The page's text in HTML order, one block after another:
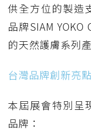
供全方位的製造
品牌SIAM
的天然護膚系列
台灣品牌創新亮點
本屆展會特別呈
品牌：